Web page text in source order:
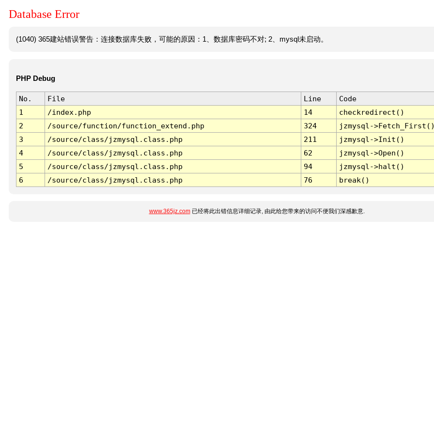
Database Error
(1040) 365建站错误警告：连接数据库失败，可能的原因：1、数据库密码不对; 2、mysql未启动。
PHP Debug
No. File Line
Code
1
/index.php 14
checkredirect()
2
/source/function/function_extend.php 324
jzmysql-
3
/source/class/jzmysql.class.php 211
jzmysql->Init()
4
/source/class/jzmysql.class.php 62
jzmysql->Open()
5
/source/class/jzmysql.class.php 94
jzmysql->halt()
6
/source/class/jzmysql.class.php 76 break()
www.365jz.com已经将此出错信息详细记录, 由此给您带来的访问不便我们深感歉意.